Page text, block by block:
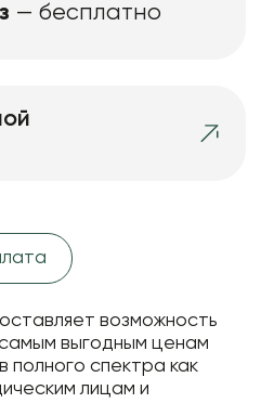
— бесплатно
возможность
выгодным ценам
полного спектра как
лицам и